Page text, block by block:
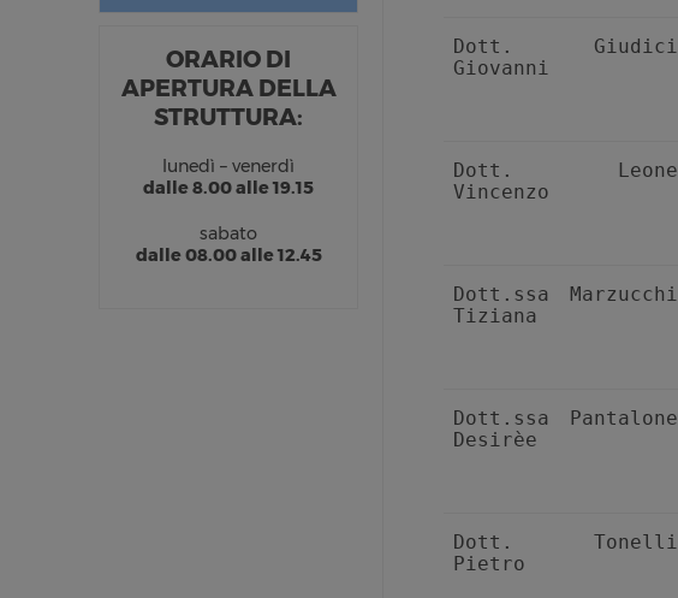
ORARIO DI
APERTURA DELLA
STRUTTURA:
lunedì – venerdì
dalle 8.00 alle 19.15
sabato
dalle 08.00 alle 12.45
Dott. Giudici
Giovanni
Dott. Leone
Vincenzo
Dott.ssa Marzucchi
Tiziana
Dott.ssa Pantalone
Desirèe
Dott. Tonelli
Pietro